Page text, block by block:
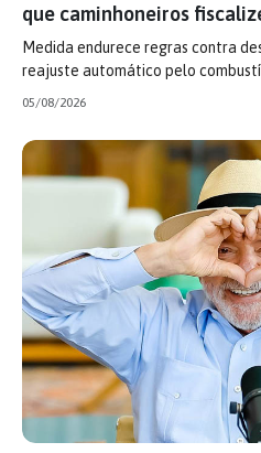
que caminhoneiros
Medida endurece regras contra
reajuste automático pelo
05/08/2026